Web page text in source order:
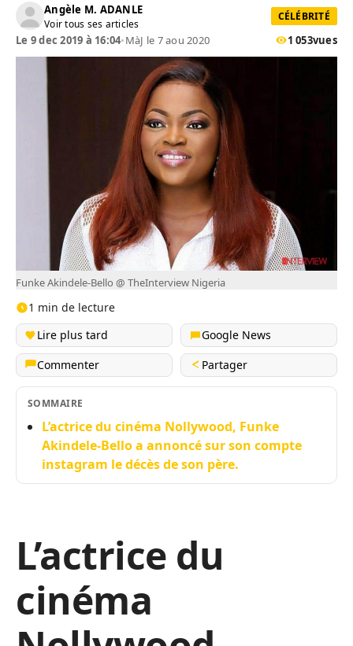
Angèle M. ADANLE
Voir tous ses articles
CÉLÉBRITÉ
Le 9 dec 2019 à 16:04•MàJ le 7 aou 2020 1 053vues
Funke Akindele-Bello @ TheInterview Nigeria
1 min de lecture
Lire plus tard
Google News
Commenter
Partager
SOMMAIRE
L’actrice du cinéma Nollywood, Funke
Akindele-Bello a annoncé sur son compte
instagram le décès de son père.
L’actrice du
cinéma